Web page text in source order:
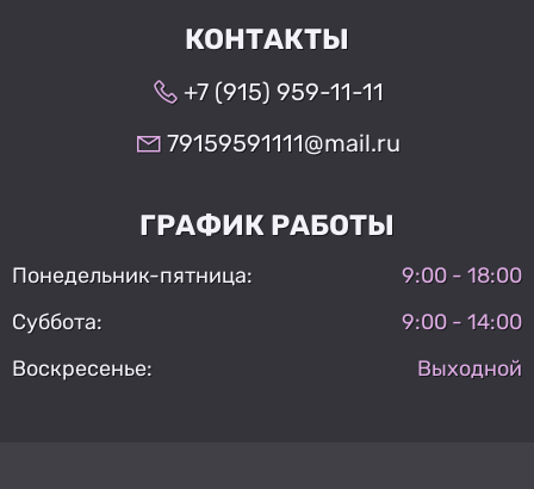
КОНТАКТЫ
+7 (915) 959-11-11
79159591111@mail.ru
ГРАФИК РАБОТЫ
Понедельник-пятница:
9:00 - 18:00
Суббота:
9:00 - 14:00
Воскресенье:
Выходной